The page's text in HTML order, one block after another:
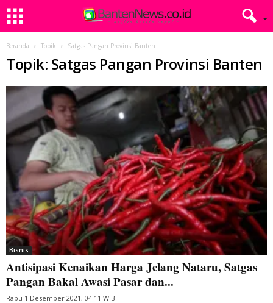
Beranda Topik Satgas Pangan Provinsi Banten
Topik: Satgas Pangan Provinsi Banten
Bisnis
Antisipasi Kenaikan Harga Jelang Nataru, Satgas
Pangan Bakal Awasi Pasar dan...
Rabu 1 Desember 2021, 04:11 WIB